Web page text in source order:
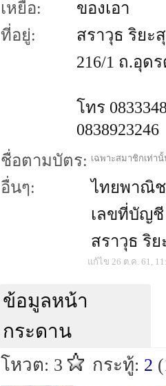
เหยื่อ:
ของเอา
ที่อยู่:
สราวุธ ริยะสุ
216/1 ถ.อุด
โทร
0838923246
ชื่อตามบัตร: เฉพาะสมาชิกเท่า
อื่นๆ:
ไทยพาณิช
เลขที่บัญชี
สราวุธ ริย
แก้ไข 26 ต.ค. 61,
ข้อมูลหน้า
กระดาน
โหวต: 3 กระทู้: 2 (